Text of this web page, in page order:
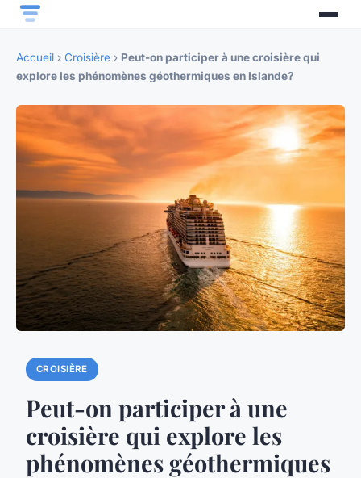
Accueil › Croisière › Peut-on participer à une croisière qui
explore les phénomènes géothermiques en Islande?
CROISIÈRE
Peut-on participer à une
croisière qui explore les
phénomènes géothermiques